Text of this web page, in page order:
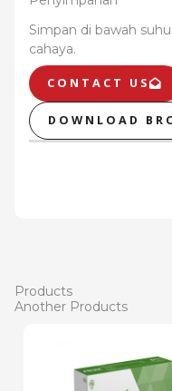
Simpan di bawah
cahaya.
CONTACT US
DOWNLOAD
Products
Another Products